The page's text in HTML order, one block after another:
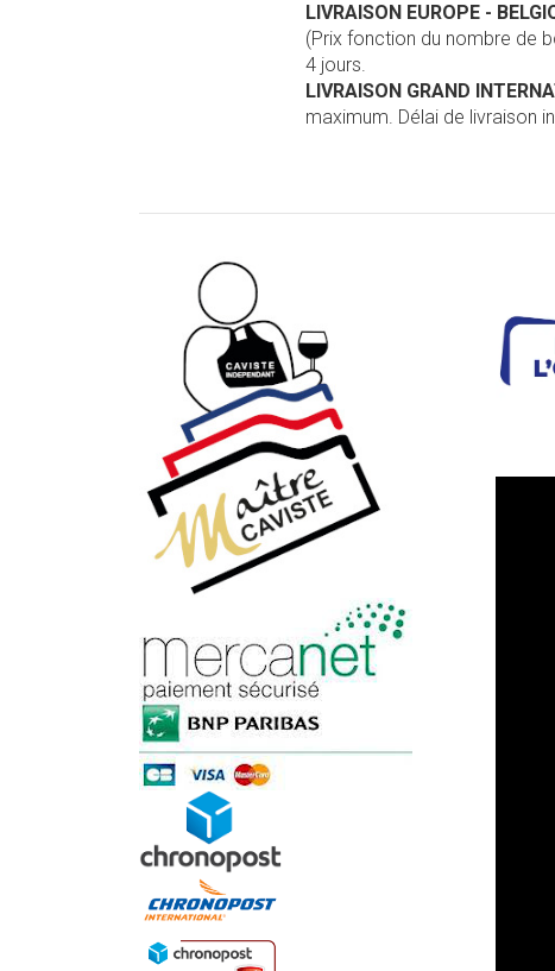
LIVRAISON EUROPE -
(Prix fonction du nombre de
4 jours.
LIVRAISON GRAND
maximum. Délai de livraison